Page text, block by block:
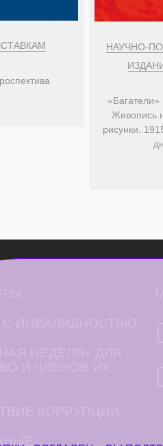
НАУЧНО-
«Багатели»
Живопись
рисунки.